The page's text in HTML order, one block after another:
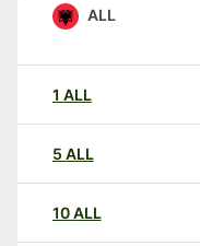
ALL
1 ALL
5 ALL
10ALL